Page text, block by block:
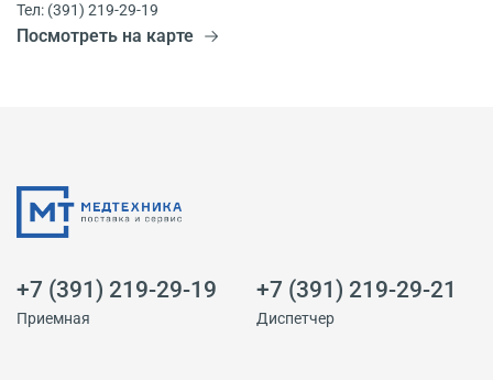
Тел: (391) 219-29-19
Посмотреть на карте
+7 (391) 219-29-19
Приемная
+7 (391) 219-29-21
Диспетчер